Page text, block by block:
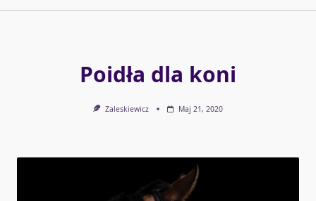
Poidła dla koni
Zaleskiewicz Maj 21, 2020